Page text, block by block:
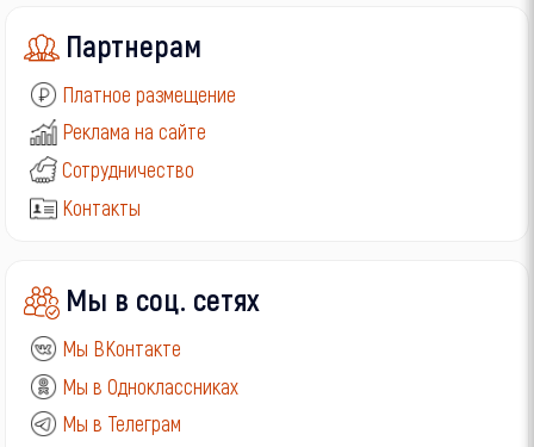
Партнерам
Платное размещение
Реклама на сайте
Сотрудничество
Контакты
Мы в соц. сетях
Мы ВКонтакте
Мы в Одноклассниках
Мы в Телеграм